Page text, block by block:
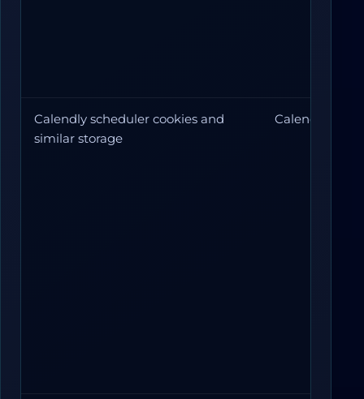
Calendly scheduler cookies and
similar storage
Calendly